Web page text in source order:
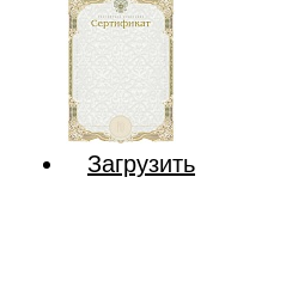
Загрузить